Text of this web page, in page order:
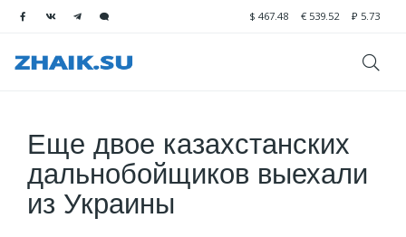
$ 467.48 € 539.52 ₽ 5.73
Еще двое казахстанских
дальнобойщиков выехали
из Украины